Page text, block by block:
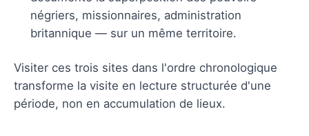
négriers, missionnaires, administration
britannique — sur un même territoire.
Visiter ces trois sites dans l'ordre chronologique
transforme la visite en lecture structurée d'une
période, non en accumulation de lieux.